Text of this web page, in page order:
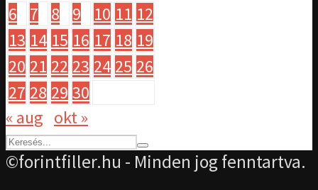
6
7 8 9 10 11 12
13 14 15 16 17 18 19
20 21 22 23 24 25 26
27 28 29 30
« aug okt »
©forintfiller.hu - Minden jog fenntartva.